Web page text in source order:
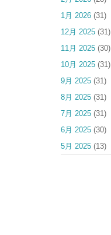
1月 2026 (31)
12月 2025 (31)
11月 2025 (30)
10月 2025 (31)
9月 2025 (31)
8月 2025 (31)
7月 2025 (31)
6月 2025 (30)
5月 2025 (13)